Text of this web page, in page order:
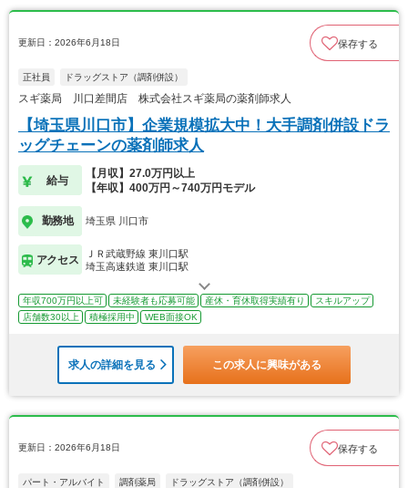
更新日：2026年6月18日 保存する
正社員 ドラッグストア（調剤併設）
スギ薬局 川口差間店 株式会社スギ薬局の薬剤師求人
【埼玉県川口市】企業規模拡大中！大手調剤併設ドラ
ッグチェーンの薬剤師求人
給与
【月収】27.0万円以上
【年収】400万円～740万円モデル
勤務地 埼玉県 川口市
アクセス
ＪＲ武蔵野線 東川口駅
埼玉高速鉄道 東川口駅
年収700万円以上可 未経験者も応募可能 産休・育休取得実績有り
スキルアップ
店舗数30以上
積極採用中 WEB面接OK
求人の詳細を見る この求人に興味がある
更新日：2026年6月18日 保存する
パート・アルバイト 調剤薬局 ドラッグストア（調剤併設）